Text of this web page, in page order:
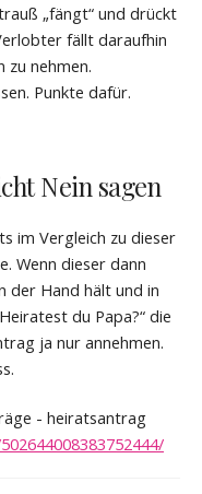
„fängt“ und drückt
fällt daraufhin
zu nehmen.
Punkte dafür.
Nein sagen
im Vergleich zu dieser
Wenn dieser dann
der Hand hält und in
du Papa?“ die
ja nur annehmen.